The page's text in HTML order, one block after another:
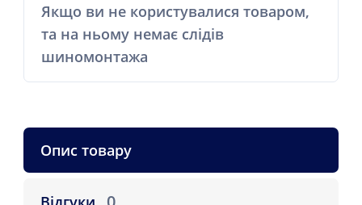
Якщо ви не користувалися товаром,
та на ньому немає слідів
шиномонтажа
Опис товару